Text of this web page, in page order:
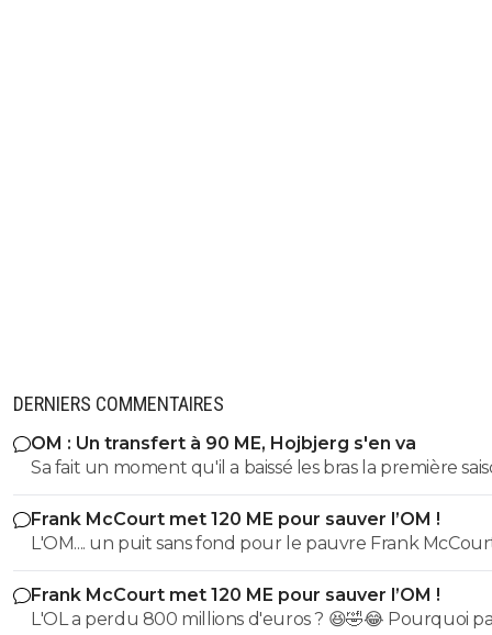
DERNIERS COMMENTAIRES
OM : Un transfert à 90 ME, Hojbjerg s'en va
Sa fait un moment qu'il a baissé les bras la première
etait top mais depuis quelques match etait en dessus.
et bon vent a lui pour le reste de sa carrière ...
Frank McCourt met 120 ME pour sauver l’OM !
L'OM.... un puit sans fond pour le pauvre Frank
Frank McCourt met 120 ME pour sauver l’OM !
L'OL a perdu 800 millions d'euros ? 😆🤣😂 Pourquoi pas un